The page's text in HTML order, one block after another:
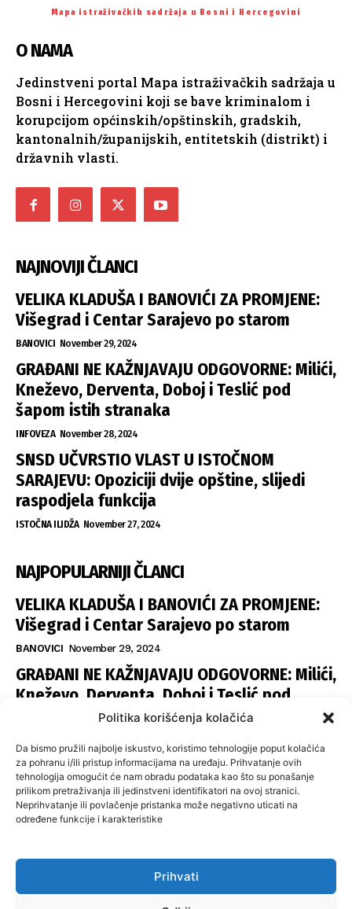
Politika korišćenja kolačića
Da bismo pružili najbolje iskustvo, koristimo tehnologije poput kolačića
za pohranu i/ili pristup informacijama na uređaju. Prihvatanje ovih
tehnologija omogućit će nam obradu podataka kao što su ponašanje
prilikom pretraživanja ili jedinstveni identifikatori na ovoj stranici.
Neprihvatanje ili povlačenje pristanka može negativno uticati na
određene funkcije i karakteristike
Prihvati
Mapa istraživačkih sadržaja u Bosni i Hercegovini
O NAMA
Jedinstveni portal Mapa istraživačkih sadržaja u
Bosni i Hercegovini koji se bave kriminalom i
korupcijom općinskih/opštinskih, gradskih,
kantonalnih/županijskih, entitetskih (distrikt) i
državnih vlasti.
NAJNOVIJI ČLANCI
VELIKA KLADUŠA I BANOVIĆI ZA PROMJENE:
Višegrad i Centar Sarajevo po starom
BANOVICI November 29, 2024
GRAĐANI NE KAŽNJAVAJU ODGOVORNE: Milići,
Kneževo, Derventa, Doboj i Teslić pod
šapom istih stranaka
INFOVEZA November 28, 2024
SNSD UČVRSTIO VLAST U ISTOČNOM
SARAJEVU: Opoziciji dvije opštine, slijedi
raspodjela funkcija
ISTOČNA ILIDŽA November 27, 2024
NAJPOPULARNIJI ČLANCI
VELIKA KLADUŠA I BANOVIĆI ZA PROMJENE:
Višegrad i Centar Sarajevo po starom
BANOVICI November 29, 2024
GRAĐANI NE KAŽNJAVAJU ODGOVORNE: Milići,
Kneževo, Derventa, Doboj i Teslić pod
šapom istih stranaka
SNSD UČVRSTIO VLAST U ISTOČNOM
SARAJEVU: Opoziciji dvije opštine, slijedi
raspodjela funkcija